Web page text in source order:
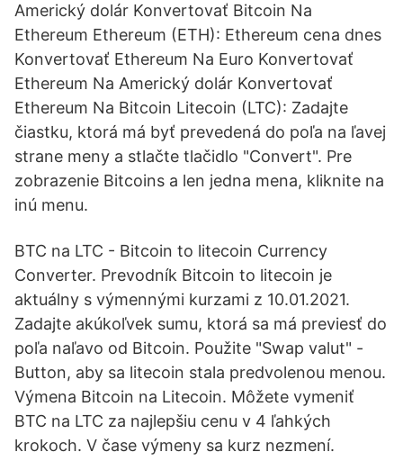
Americký dolár Konvertovať Bitcoin Na
Ethereum Ethereum (ETH): Ethereum cena dnes
Konvertovať Ethereum Na Euro Konvertovať
Ethereum Na Americký dolár Konvertovať
Ethereum Na Bitcoin Litecoin (LTC): Zadajte
čiastku, ktorá má byť prevedená do poľa na ľavej
strane meny a stlačte tlačidlo "Convert". Pre
zobrazenie Bitcoins a len jedna mena, kliknite na
inú menu.
BTC na LTC - Bitcoin to litecoin Currency
Converter. Prevodník Bitcoin to litecoin je
aktuálny s výmennými kurzami z 10.01.2021.
Zadajte akúkoľvek sumu, ktorá sa má previesť do
poľa naľavo od Bitcoin. Použite "Swap valut" -
Button, aby sa litecoin stala predvolenou menou.
Výmеna Bitcoin na Litecoin. Môžete vymeniť
BTC na LTC za najlepšiu cenu v 4 ľahkých
krokoch. V čase výmeny sa kurz nezmení.